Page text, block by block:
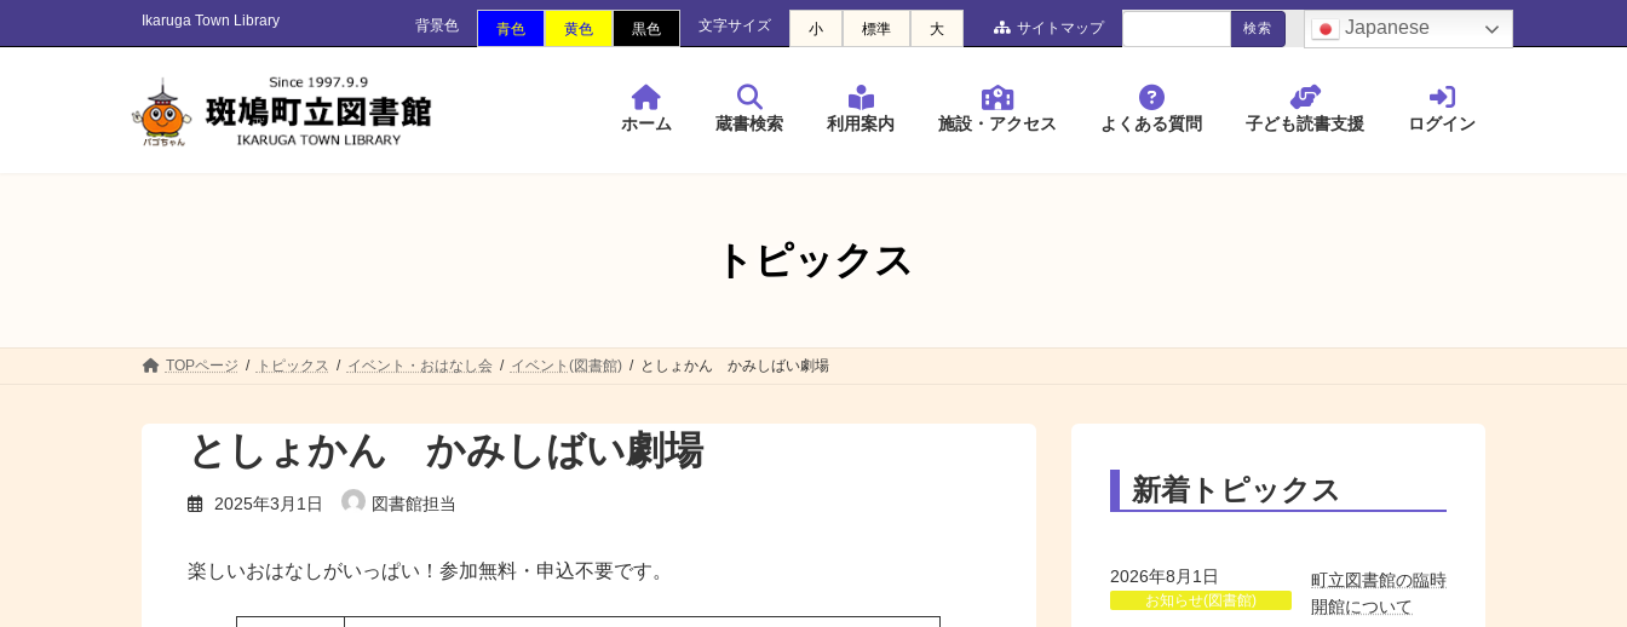
Ikaruga Town Library 背景色 青色 黄色 黒色 文字サイズ 小 標準 大 サイトマップ Japanese
検
ホーム 蔵書検索 利用案内 施設・アクセス よくある質問 子ども読書支援 ログイン
トピックス
TOPページ トピックス イベント・おはなし会 イベント(図書館) としょかん かみしばい劇場
としょかん かみしばい劇場
2025年3月1日 図書館担当
楽しいおはなしがいっぱい！参加無料・申込不要です。
新着トピックス
2026年8月1日
お知らせ(図書館)
町立図書館の臨時
開館について